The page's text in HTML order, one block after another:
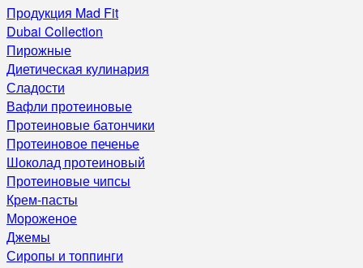
Продукция Mad Fit
Dubai Collection
Пирожные
Диетическая кулинария
Сладости
Вафли протеиновые
Протеиновые батончики
Протеиновое печенье
Шоколад протеиновый
Протеиновые чипсы
Крем-пасты
Мороженое
Джемы
Сиропы и топпинги